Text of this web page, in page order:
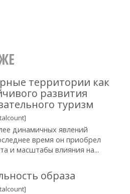
территории как
развития
туризм
динамичных явлений
время он приобрел
и масштабы влияния на...
образа